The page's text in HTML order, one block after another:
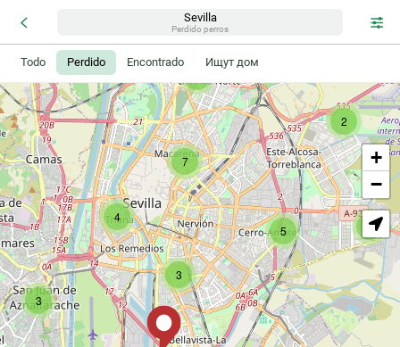
Sevilla
Perdido perros
Todo Perdido Encontrado Ищут дом
3
4
2
3
4
5
7
+
−